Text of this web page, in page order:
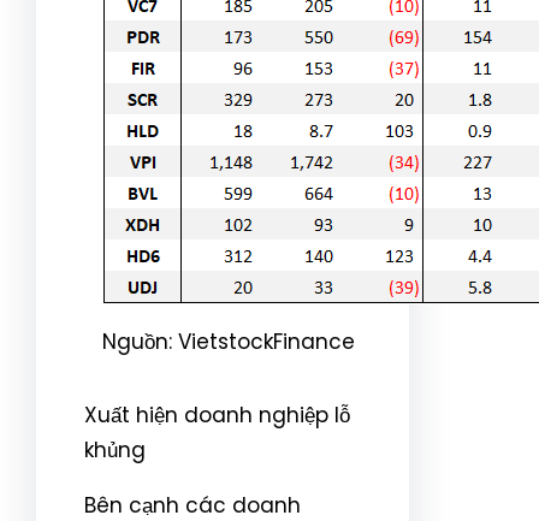
Nguồn: VietstockFinance
Xuất hiện doanh nghiệp lỗ
khủng
Bên cạnh các doanh